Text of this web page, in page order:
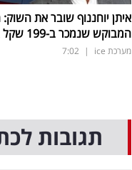
איתן יוחננוף שובר את
המבוקש שנמכר ב-199 שקל בלבד
מערכת ice |
7:02
תגובות